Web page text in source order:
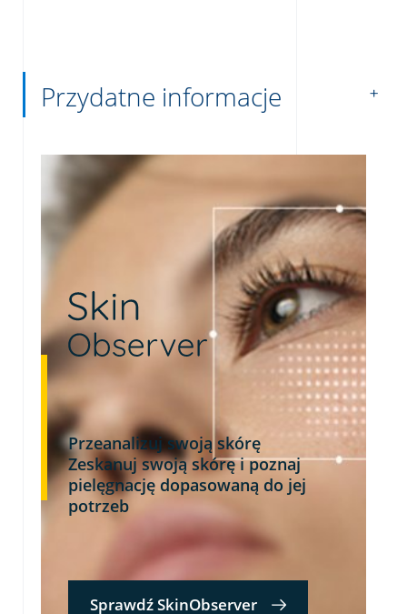
Przydatne informacje
Przeanalizuj swoją skórę
Zeskanuj swoją skórę i poznaj
pielęgnację dopasowaną do jej
potrzeb
Sprawdź SkinObserver